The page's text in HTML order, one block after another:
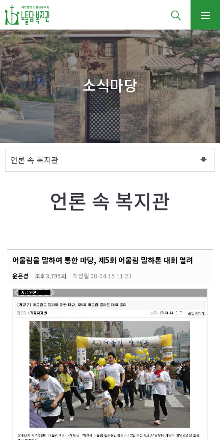
소식마당
언론 속 복지관
어울림을 말하여 통한 마당, 제5회 어울림 말하톤 대회 열려
윤은경 조회3,795회 작성일 08-04-15 11:23